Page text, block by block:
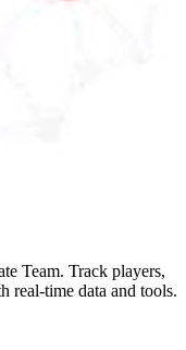
Team. Track players,
real-time data and tools.